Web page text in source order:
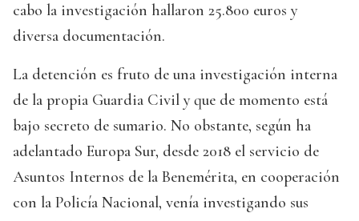
cabo la investigación hallaron 25.800 euros y
diversa documentación.
La detención es fruto de una investigación interna
de la propia Guardia Civil y que de momento está
bajo secreto de sumario. No obstante, según ha
adelantado Europa Sur, desde 2018 el servicio de
Asuntos Internos de la Benemérita, en cooperación
con la Policía Nacional, venía investigando sus